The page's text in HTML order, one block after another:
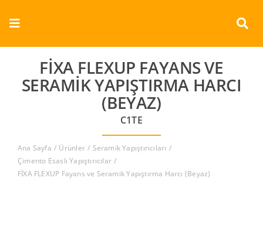
Toggle
Navigation
Kurumsal
Ürünler
Referanslar
FİXA FLEXUP FAYANS VE
SERAMIK YAPIŞTIRMA HARCI
(BEYAZ)
C1TE
Ana Sayfa Ürünler
Seramik Yapıştırıcıları
Çimento Esaslı Yapıştırıcılar
FİXA FLEXUP Fayans ve Seramik Yapıştırma Harcı (Beyaz)